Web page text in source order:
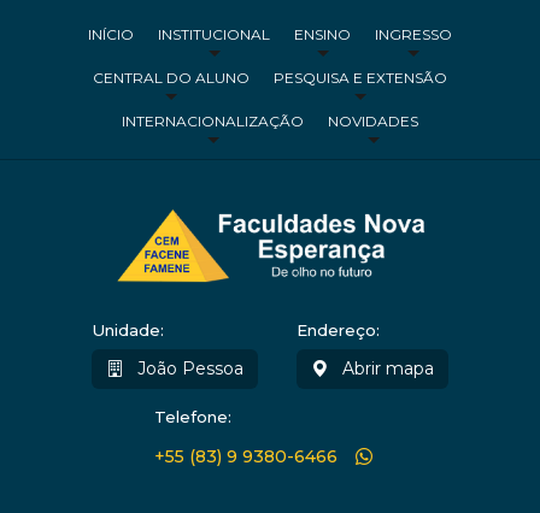
INÍCIO INSTITUCIONAL ENSINO INGRESSO
CENTRAL DO ALUNO PESQUISA E EXTENSÃO
INTERNACIONALIZAÇÃO NOVIDADES
Unidade:
João Pessoa
Endereço:
Abrir mapa
Telefone:
+55 (83) 9 9380-6466